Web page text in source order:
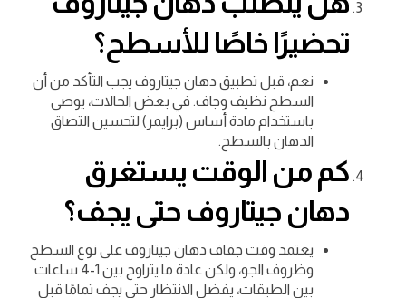
تحضيرًا خاصًا للأسطح؟
نعم، قبل تطبيق دهان جيتاروف يجب التأكد من أن
السطح نظيف وجاف. في بعض الحالات، يوصى
باستخدام مادة أساس (برايمر) لتحسين التصاق
الدهان بالسطح.
كم من الوقت يستغرق
دهان جيتاروف حتى يجف؟
يعتمد وقت جفاف دهان جيتاروف على نوع السطح
وظروف الجو، ولكن عادة ما يتراوح بين 1-4 ساعات
بين الطبقات، يفضل الانتظار حتى يجف تمامًا قبل